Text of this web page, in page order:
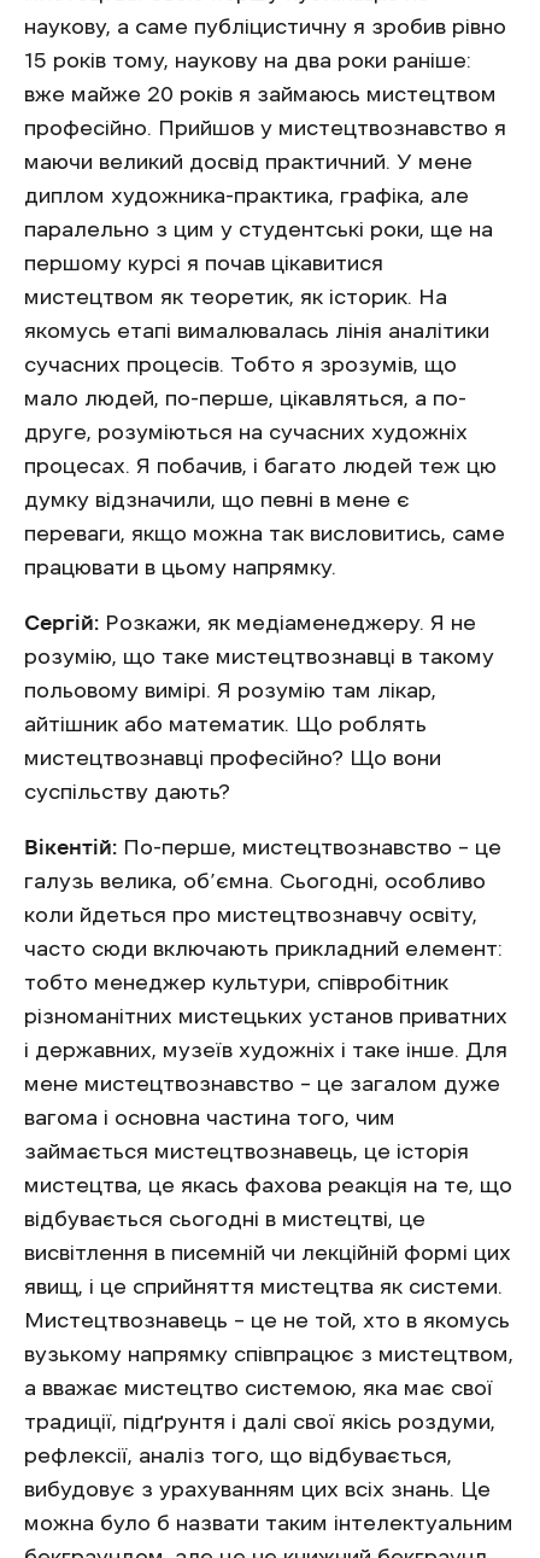
наукову, а саме публіцистичну я зробив рівно
15 років тому, наукову на два роки раніше:
вже майже 20 років я займаюсь мистецтвом
професійно. Прийшов у мистецтвознавство я
маючи великий досвід практичний. У мене
диплом художника-практика, графіка, але
паралельно з цим у студентські роки, ще на
першому курсі я почав цікавитися
мистецтвом як теоретик, як історик. На
якомусь етапі вималювалась лінія аналітики
сучасних процесів. Тобто я зрозумів, що
мало людей, по-перше, цікавляться, а по-
друге, розуміються на сучасних художніх
процесах. Я побачив, і багато людей теж цю
думку відзначили, що певні в мене є
переваги, якщо можна так висловитись, саме
працювати в цьому напрямку.
Сергій: Розкажи, як медіаменеджеру. Я не
розумію, що таке мистецтвознавці в такому
польовому вимірі. Я розумію там лікар,
айтішник або математик. Що роблять
мистецтвознавці професійно? Що вони
суспільству дають?
Вікентій: По-перше, мистецтвознавство – це
галузь велика, об’ємна. Сьогодні, особливо
коли йдеться про мистецтвознавчу освіту,
часто сюди включають прикладний елемент:
тобто менеджер культури, співробітник
різноманітних мистецьких установ приватних
і державних, музеїв художніх і таке інше. Для
мене мистецтвознавство – це загалом дуже
вагома і основна частина того, чим
займається мистецтвознавець, це історія
мистецтва, це якась фахова реакція на те, що
відбувається сьогодні в мистецтві, це
висвітлення в писемній чи лекційній формі цих
явищ, і це сприйняття мистецтва як системи.
Мистецтвознавець – це не той, хто в якомусь
вузькому напрямку співпрацює з мистецтвом,
а вважає мистецтво системою, яка має свої
традиції, підґрунтя і далі свої якісь роздуми,
рефлексії, аналіз того, що відбувається,
вибудовує з урахуванням цих всіх знань. Це
можна було б назвати таким інтелектуальним